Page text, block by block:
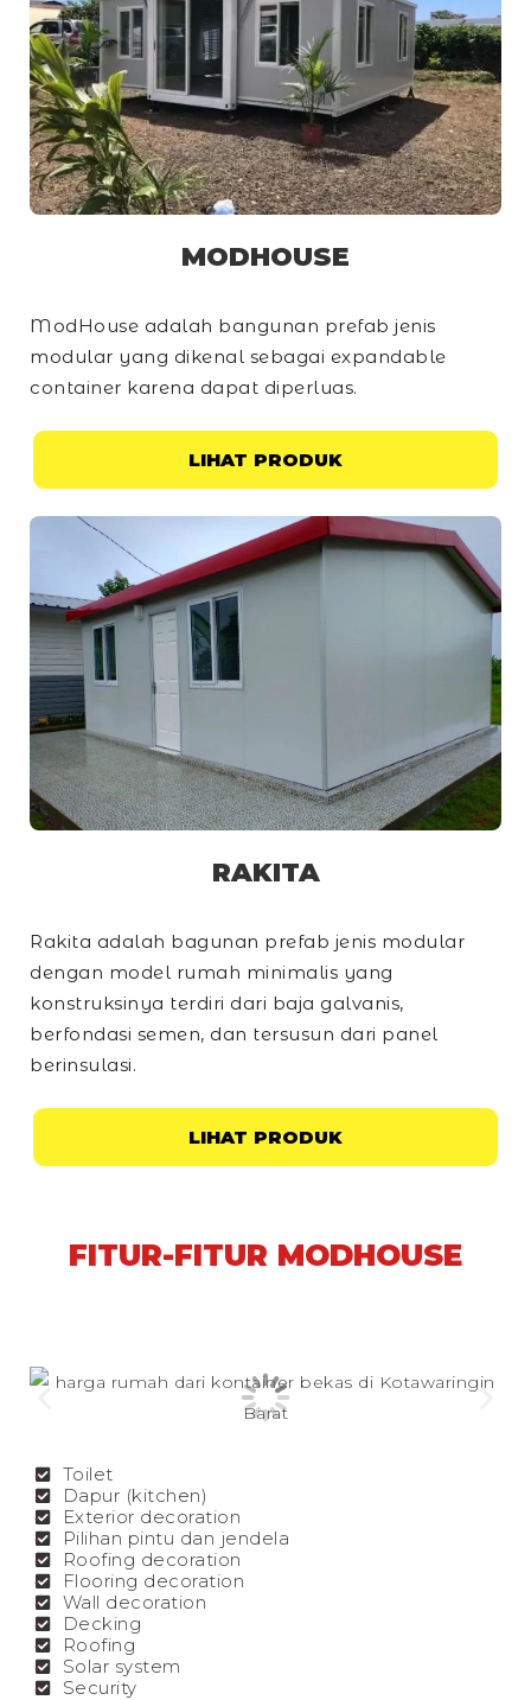
MODHOUSE
ModHouse adalah bangunan prefab jenis
modular yang dikenal sebagai expandable
container karena dapat diperluas.
LIHAT PRODUK
RAKITA
Rakita adalah bagunan prefab jenis modular
dengan model rumah minimalis yang
konstruksinya terdiri dari baja galvanis,
berfondasi semen, dan tersusun dari panel
berinsulasi.
LIHAT PRODUK
FITUR-FITUR MODHOUSE
Toilet
Dapur (kitchen)
Exterior decoration
Pilihan pintu dan jendela
Roofing decoration
Flooring decoration
Wall decoration
Decking
Roofing
Solar system
Security